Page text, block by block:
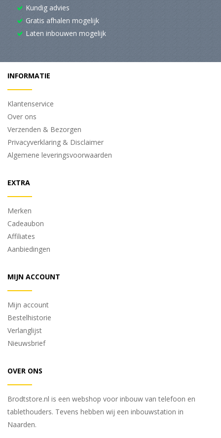
Kundig advies
Gratis afhalen mogelijk
Laten inbouwen mogelijk
INFORMATIE
Klantenservice
Over ons
Verzenden & Bezorgen
Privacyverklaring & Disclaimer
Algemene leveringsvoorwaarden
EXTRA
Merken
Cadeaubon
Affiliates
Aanbiedingen
MIJN ACCOUNT
Mijn account
Bestelhistorie
Verlanglijst
Nieuwsbrief
OVER ONS
Brodtstore.nl is een webshop voor inbouw van telefoon en
tablethouders. Tevens hebben wij een inbouwstation in
Naarden.